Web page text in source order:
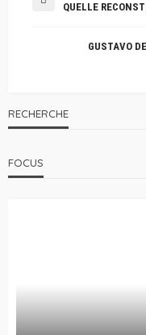
QUELLE
GUSTAVO
RECHERCHE
FOCUS